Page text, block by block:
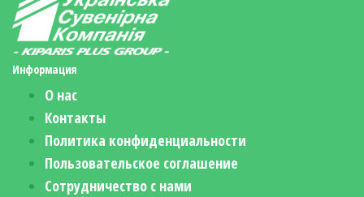
Информация
О нас
Контакты
Политика конфиденциальности
Пользовательское соглашение
Сотрудничество с нами